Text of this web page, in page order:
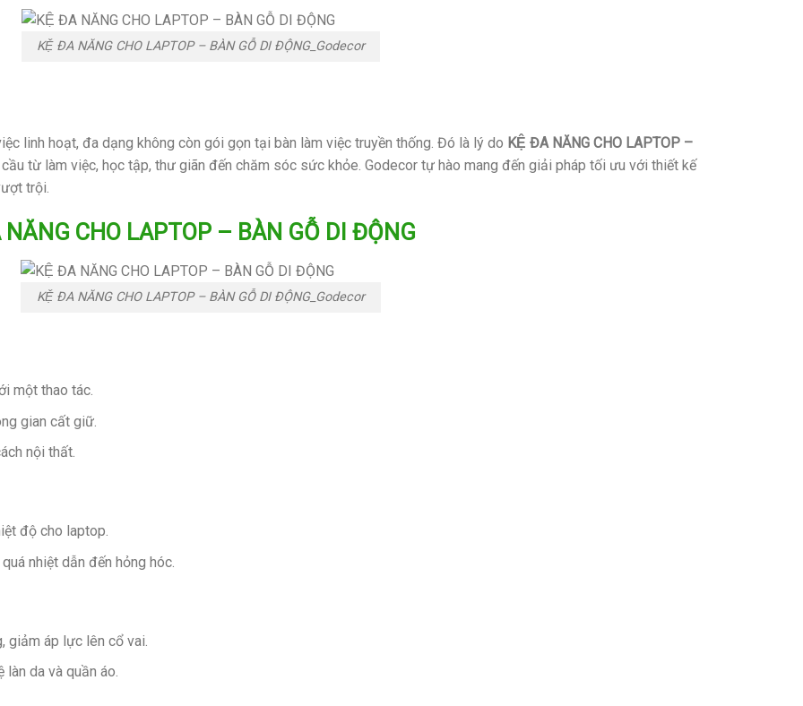
KỆ ĐA NĂNG CHO LAPTOP – BÀN GỖ DI ĐỘNG_Godecor
linh hoạt, đa dạng không còn gói gọn tại bàn làm việc truyền thống. Đó là lý do KỆ ĐA NĂNG CHO LAPTOP –
từ làm việc, học tập, thư giãn đến chăm sóc sức khỏe. Godecor tự hào mang đến giải pháp tối ưu với thiết kế
trội.
CHO LAPTOP – BÀN GỖ DI ĐỘNG
KỆ ĐA NĂNG CHO LAPTOP – BÀN GỖ DI ĐỘNG_Godecor
một thao tác.
gian cất giữ.
nội thất.
độ cho laptop.
nhiệt dẫn đến hỏng hóc.
giảm áp lực lên cổ vai.
làn da và quần áo.